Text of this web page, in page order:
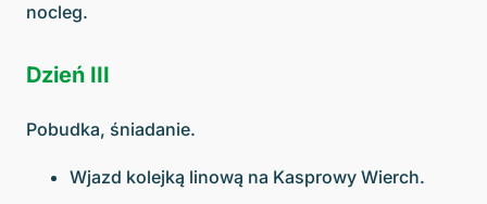
nocleg.
Dzień III
Pobudka, śniadanie.
Wjazd kolejką linową na Kasprowy Wierch.